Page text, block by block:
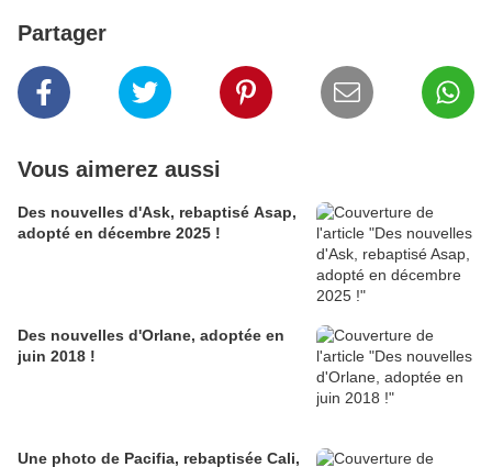
Partager
Vous aimerez aussi
Des nouvelles d'Ask, rebaptisé Asap,
adopté en décembre 2025 !
Des nouvelles d'Orlane, adoptée en
juin 2018 !
Une photo de Pacifia, rebaptisée Cali,